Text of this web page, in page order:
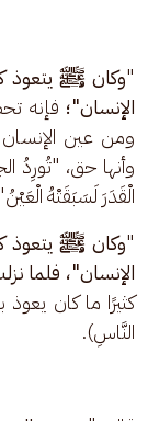
"وكان ﷺ يتعوذ
الإنسان"؛ فإنه
ومن عين
وأنها حق، "تُورِدُ
الْقَدَرَ لَسَبَقَتْهُ
"وكان ﷺ يتعوذ
الإنسان"، فلما
كثيرًا ما كان
النَّاسِ).